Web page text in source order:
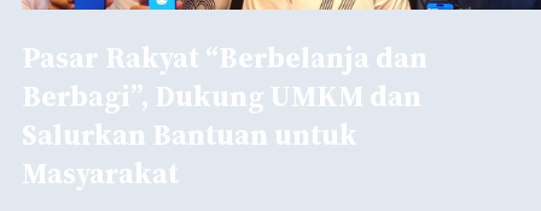
Pasar Rakyat “Berbelanja dan
Berbagi”, Dukung UMKM dan
Salurkan Bantuan untuk
Masyarakat